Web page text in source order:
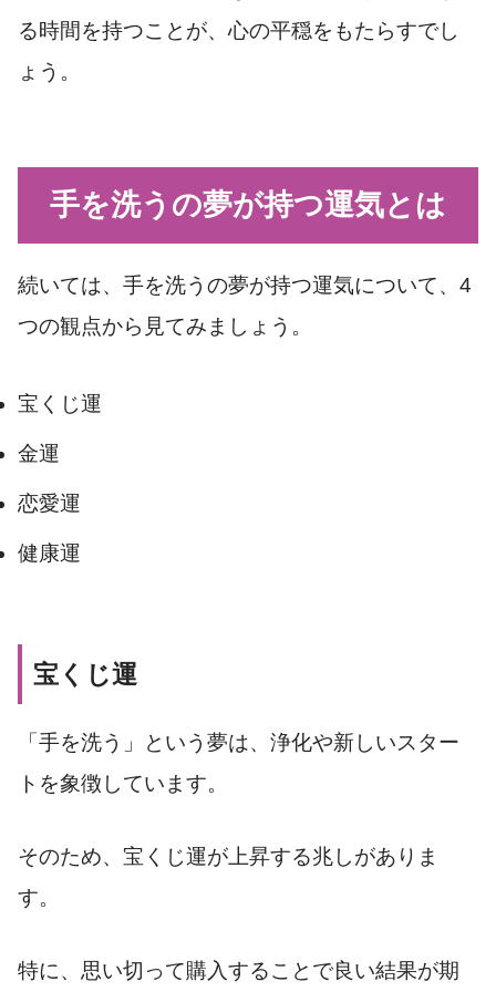
る時間を持つことが、心の平穏をもたらすでし
ょう。
手を洗うの夢が持つ運気とは
続いては、手を洗うの夢が持つ運気について、4
つの観点から見てみましょう。
宝くじ運
金運
恋愛運
健康運
宝くじ運
「手を洗う」という夢は、浄化や新しいスター
トを象徴しています。
そのため、宝くじ運が上昇する兆しがありま
す。
特に、思い切って購入することで良い結果が期